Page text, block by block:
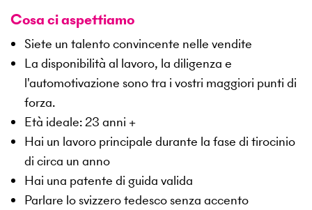
Cosa ci aspettiamo
Siete un talento convincente nelle vendite
La disponibilità al lavoro, la diligenza e
l'automotivazione sono tra i vostri maggiori punti di
forza.
Età ideale: 23 anni +
Hai un lavoro principale durante la fase di tirocinio
di circa un anno
Hai una patente di guida valida
Parlare lo svizzero tedesco senza accento